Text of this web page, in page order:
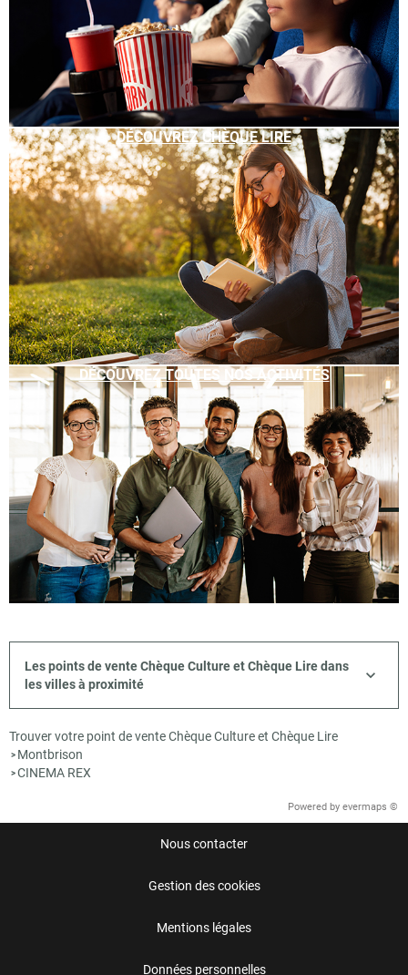
DÉCOUVREZ CHÈQUE LIRE
DÉCOUVREZ TOUTES NOS ACTIVITÉS
Les points de vente Chèque Culture et Chèque Lire dans
les villes à proximité
Trouver votre point de vente Chèque Culture et Chèque Lire
> Montbrison
>CINEMA REX
Powered by evermaps ©
Nous contacter
Gestion des cookies
Mentions légales
Données personnelles